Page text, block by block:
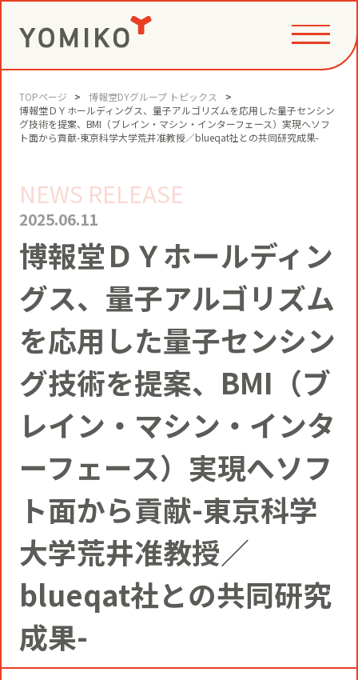
PHILOSOPHY
VI
YOMIKOグループ ビジョン・パーパ
ス・バリューズ
VALUE CREATION
コミュニティクリエイション®
事例
コミュニティクリエイションの仕掛け
人
NEWS
ニュースリリース
お知らせ
博報堂ＤＹグループトピックス
SERVICE
CIVIC PRIDE®コンサルティング
インストアコンサルティング
デジタルコンサルティング
ビジネスデベロップメント
マーケティング
SUSTAINABILITY
トップメッセージ
方針
推進体制
環境
COMPANY
社長メッセージ
会社概要
当社の歩み
RECRUIT
新卒採用
通年採用
TOPページ
博報堂DYグループ トピックス
博報堂ＤＹホールディングス、量子アルゴリズムを応用した量子センシン
グ技術を提案、BMI（ブレイン・マシン・インターフェース）実現へソフ
ト面から貢献-東京科学大学荒井准教授／blueqat社との共同研究成果-
NEWS RELEASE
2025.06.11
博報堂ＤＹホールディン
グス、量子アルゴリズム
を応用した量子センシン
グ技術を提案、BMI（ブ
レイン・マシン・インタ
ーフェース）実現へソフ
ト面から貢献-東京科学
大学荒井准教授／
blueqat社との共同研究
成果-